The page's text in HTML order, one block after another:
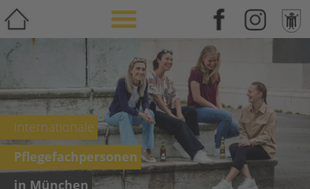
Internationale
Pflegefachpersonen
in München